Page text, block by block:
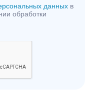
данных в
обработки